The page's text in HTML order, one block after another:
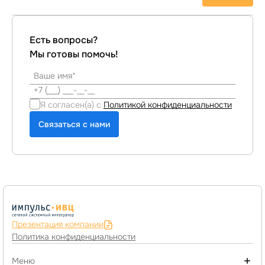
Есть вопросы?
Мы готовы помочь!
Я согласен(а) с Политикой конфиденциальности
Связаться с нами
Презентация компании
Политика конфиденциальности
Меню